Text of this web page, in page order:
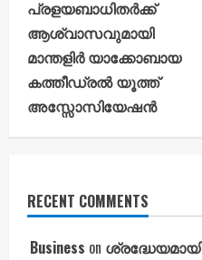
പ്രളയബാധിതർക്ക്
ആശ്വാസവുമായി
മാന്തളിർ യാക്കോബായ
കത്തീഡ്രൽ യൂത്ത്
അസ്സോസിയേഷൻ
RECENT COMMENTS
Business on